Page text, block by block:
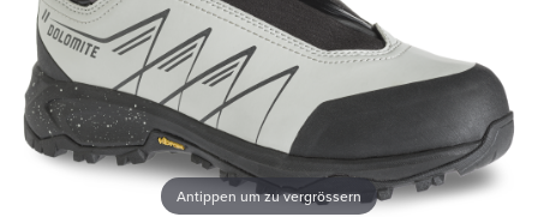
Antippen um zu vergrössern